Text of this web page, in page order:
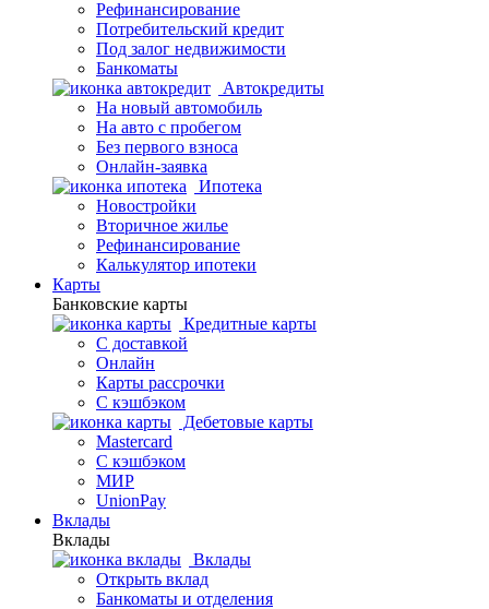
Рефинансирование
Потребительский кредит
Под залог недвижимости
Банкоматы
Автокредиты
На новый автомобиль
На авто с пробегом
Без первого взноса
Онлайн-заявка
Ипотека
Новостройки
Вторичное жилье
Рефинансирование
Калькулятор ипотеки
Карты
Банковские карты
Кредитные карты
С доставкой
Онлайн
Карты рассрочки
С кэшбэком
Дебетовые карты
Mastercard
С кэшбэком
МИР
UnionPay
Вклады
Вклады
Вклады
Открыть вклад
Банкоматы и отделения